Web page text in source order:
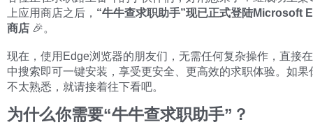
上应用商店之后， “牛牛查求职助手”现已正式登陆Microsoft
商店 🎉。
现在，使用Edge浏览器的朋友们，无需任何复杂操作，直接
中搜索即可一键安装，享受更安全、更高效的求职体验。如果
不太熟悉，就请接着往下看吧。
为什么你需要“牛牛查求职助手”？